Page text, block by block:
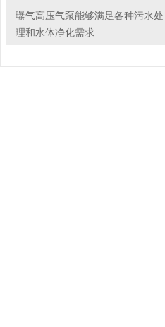
曝气高压气泵能够满足各种污水处
理和水体净化需求